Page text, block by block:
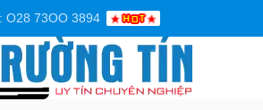
O28 73OO 3894